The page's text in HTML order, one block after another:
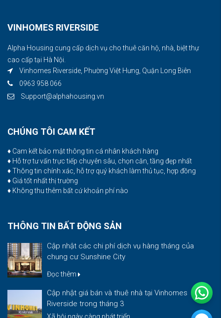
VINHOMES RIVERSIDE
Alpha Housing cung cấp dịch vụ cho thuê căn hộ, nhà, biệt thự
cao cấp tại Hà Nội.
Vinhomes Riverside, Phường Việt Hưng, Quận Long Biên
0963 958 066
Support@alphahousing.vn
CHÚNG TÔI CAM KẾT
♦ Cam kết bảo mật thông tin cá nhân khách hàng
♦ Hỗ trợ tư vấn trực tiếp chuyên sâu, chọn căn, tầng đẹp nhất
♦ Thông tin chính xác, hỗ trợ quý khách làm thủ tục, hợp đồng
♦ Giá tốt nhất thị trường
♦ Không thu thêm bất cứ khoản phí nào
THÔNG TIN BẤT ĐỘNG SẢN
Cập nhật các chi phí dịch vụ hàng tháng của
chung cư Sunshine City
Đọc thêm
Cập nhật giá bán và thuê nhà tại Vinhomes
Riverside trong tháng 3
Xã hội ngày càng phát triển...